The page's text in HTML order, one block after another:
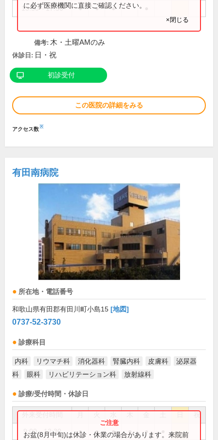
13:30～17:30 ● ● ●
に必ず医療機関に直接ご確認ください。
×閉じる
備考: 木・土曜AMのみ
休診日: 日・祝
初診受付
この医院の詳細をみる
アクセス数※
有田南病院
所在地・電話番号
和歌山県有田郡有田川町小島15 [地図]
0737-52-3730
診療科目
内科 リウマチ科 消化器科 腎臓内科 皮膚科
泌尿器
科
眼科 リハビリテーション科 放射線科
診療/受付時間・休診日
祝
9:00～12:30 ● ● ● ● ●
お盆(8月中旬)は休診・休業の場合があります。来院前